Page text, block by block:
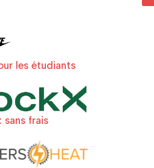
les étudiants
sans frais